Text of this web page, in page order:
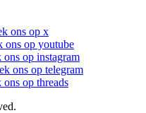
ons op x
ons op youtube
ons op instagram
ons op telegram
ons op threads